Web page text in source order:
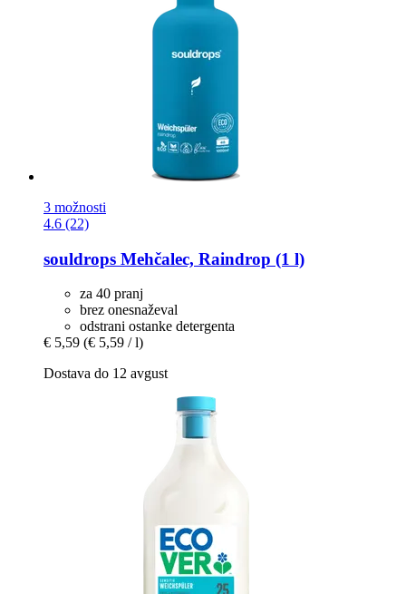
3 možnosti
4.6 (22)
souldrops Mehčalec, Raindrop (1 l)
za 40 pranj
brez onesnaževal
odstrani ostanke detergenta
€ 5,59 (€ 5,59 / l)
Dostava do 12 avgust